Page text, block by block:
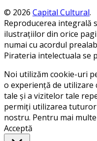
© 2026 Capital Cultural.
Reproducerea integrală
ilustrațiilor din orice
numai cu acordul
Pirateria intelectuala se
Noi utilizăm cookie-uri
o experiență de
tale și a vizitelor tale
permiți utilizarea
nostru. Pentru mai
Acceptă